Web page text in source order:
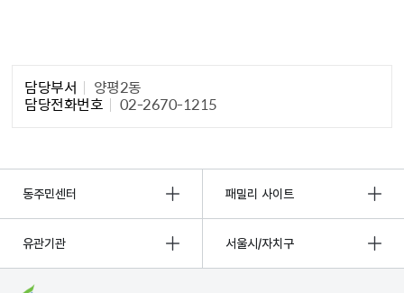
담당부서 양평2동
담당전화번호 02-2670-1215
동주민센터 패밀리 사이트
유관기관 서울시/자치구